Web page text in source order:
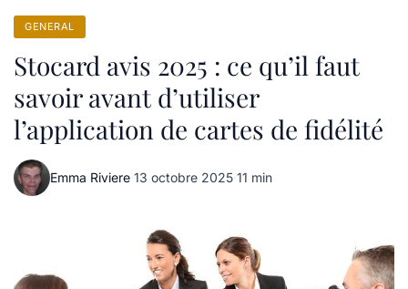
GENERAL
Stocard avis 2025 : ce qu’il faut
savoir avant d’utiliser
l’application de cartes de fidélité
Emma Riviere·13 octobre 2025·11 min